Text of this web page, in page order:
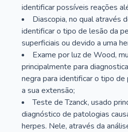
identificar possíveis reações
Diascopia, no qual através
identificar o tipo de lesão da
superficiais ou devido a uma
Exame por luz de Wood,
principalmente para
negra para identificar o tipo de
a sua extensão;
Teste de Tzanck, usado
diagnóstico de patologias
herpes. Nele, através da